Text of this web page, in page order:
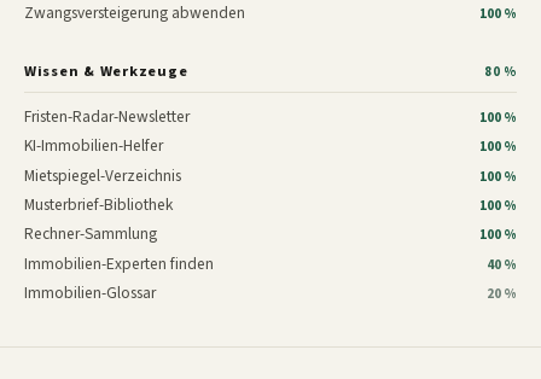
Zwangsversteigerung abwenden 100 %
Wissen & Werkzeuge 80 %
Fristen-Radar-Newsletter 100 %
KI-Immobilien-Helfer 100 %
Mietspiegel-Verzeichnis 100 %
Musterbrief-Bibliothek 100 %
Rechner-Sammlung 100 %
Immobilien-Experten finden 40 %
Immobilien-Glossar 20 %